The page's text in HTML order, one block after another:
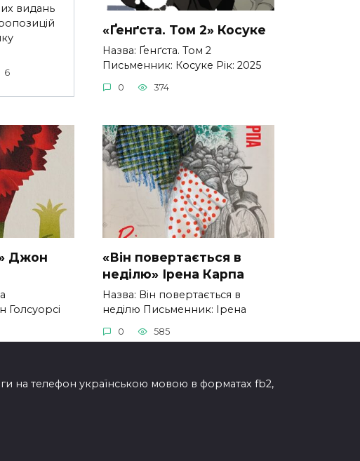
видань
6
«Ґенґста. Том 2» Косуке
Назва: Ґенґста. Том 2
Письменник: Косуке Рік: 2025
0 374
Джон
«Він повертається в
неділю» Ірена Карпа
Назва: Він повертається в
неділю Письменник: Ірена
0 585
на телефон українською мовою в форматах fb2,